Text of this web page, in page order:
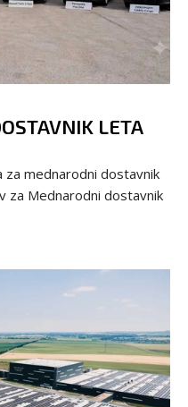
LETA
za mednarodni dostavnik
za Mednarodni dostavnik